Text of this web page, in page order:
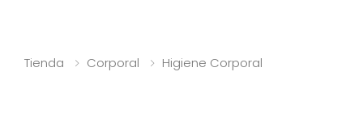
Tienda Corporal Higiene Corporal